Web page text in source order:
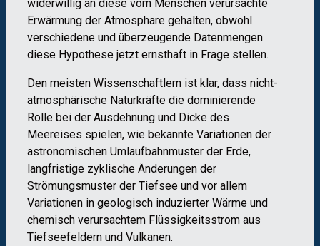
widerwillig an diese vom Menschen verursachte
Erwärmung der Atmosphäre gehalten, obwohl
verschiedene und überzeugende Datenmengen
diese Hypothese jetzt ernsthaft in Frage stellen.
Den meisten Wissenschaftlern ist klar, dass nicht-
atmosphärische Naturkräfte die dominierende
Rolle bei der Ausdehnung und Dicke des
Meereises spielen, wie bekannte Variationen der
astronomischen Umlaufbahnmuster der Erde,
langfristige zyklische Änderungen der
Strömungsmuster der Tiefsee und vor allem
Variationen in geologisch induzierter Wärme und
chemisch verursachtem Flüssigkeitsstrom aus
Tiefseefeldern und Vulkanen.